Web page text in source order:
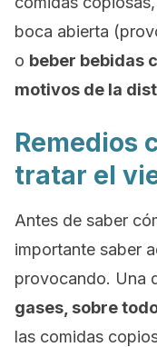
boca abierta
o beber bebidas
motivos de la
Remedios
tratar el
Antes de saber
importante saber
provocando. Una
gases, sobre
las comidas